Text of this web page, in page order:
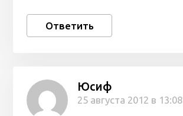
Ответить
Юсиф
25 августа 2012 в 13:08